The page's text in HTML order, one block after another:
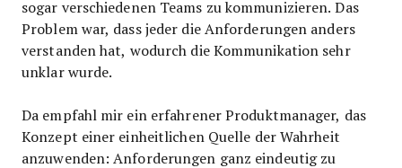
sogar verschiedenen Teams zu kommunizieren. Das
Problem war, dass jeder die Anforderungen anders
verstanden hat, wodurch die Kommunikation sehr
unklar wurde.
Da empfahl mir ein erfahrener Produktmanager, das
Konzept einer einheitlichen Quelle der Wahrheit
anzuwenden: Anforderungen ganz eindeutig zu